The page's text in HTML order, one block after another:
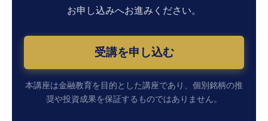
お申し込みへお進みください。
受講を申し込む
本講座は金融教育を目的とした講座であり、個別銘柄の推
奨や投資成果を保証するものではありません。